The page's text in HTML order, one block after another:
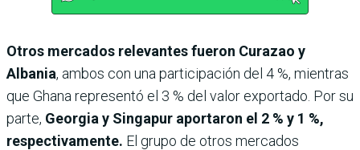
Otros mercados relevantes fueron Curazao y
Albania, ambos con una participación del 4 %, mientras
que Ghana representó el 3 % del valor exportado. Por su
parte, Georgia y Singapur aportaron el 2 % y 1 %,
respectivamente. El grupo de otros mercados